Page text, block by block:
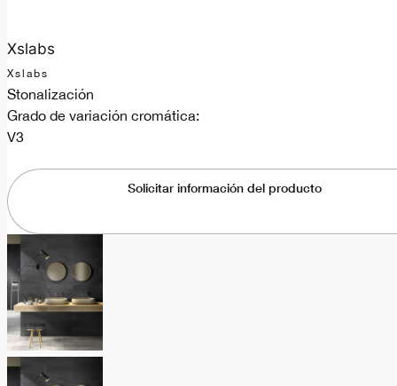
Xslabs
Xslabs
Stonalización
Grado de variación cromática:
V3
Solicitar información del producto